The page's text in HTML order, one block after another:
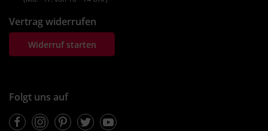
Vertrag widerrufen
Widerruf starten
Folgt uns auf
FacebookInstagramPinterestTwitterYoutube